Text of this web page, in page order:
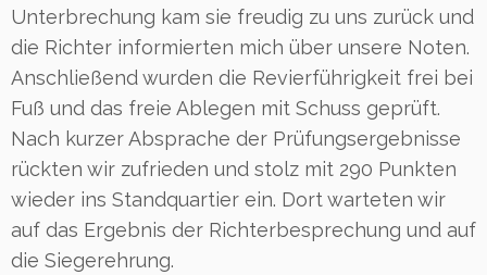
Unterbrechung kam sie freudig zu uns zurück und
die Richter informierten mich über unsere Noten.
Anschließend wurden die Revierführigkeit frei bei
Fuß und das freie Ablegen mit Schuss geprüft.
Nach kurzer Absprache der Prüfungsergebnisse
rückten wir zufrieden und stolz mit 290 Punkten
wieder ins Standquartier ein. Dort warteten wir
auf das Ergebnis der Richterbesprechung und auf
die Siegerehrung.